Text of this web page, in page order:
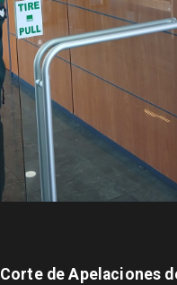
Corte de Apelaciones